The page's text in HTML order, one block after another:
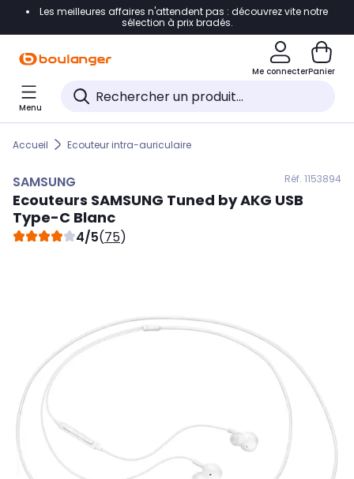
Accéder directement à la navigation
Accéder directement au pied de page
Accéder directement au chatbot
Les meilleures affaires n'attendent pas : découvrez vite notre
sélection à prix bradés.
Me connecterPanier
Menu
Accueil Ecouteur intra-auriculaire
SAMSUNG Réf. 1153894
Ecouteurs SAMSUNG Tuned by AKG USB
Type-C Blanc
4/5(75)